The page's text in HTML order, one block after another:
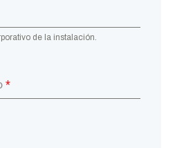
de la instalación.
*